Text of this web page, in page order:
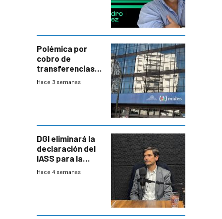
Polémica por
cobro de
transferencias
del Mides en
Hace 3 semanas
DGI eliminará la
declaración del
IASS para la
mayoría de los
Hace 4 semanas